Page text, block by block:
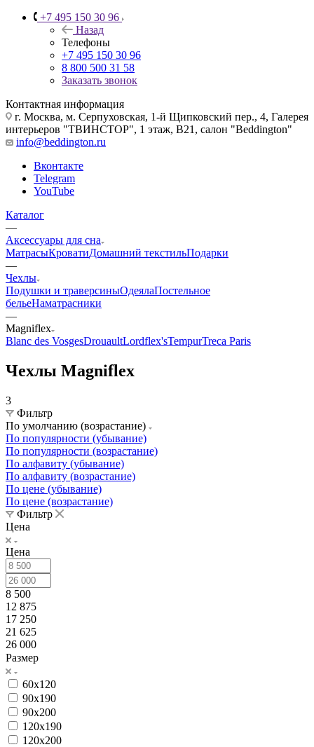
+7 495 150 30 96
Назад
Телефоны
+7 495 150 30 96
8 800 500 31 58
Заказать звонок
Контактная информация
г. Москва, м. Серпуховская, 1-й Щипковский пер., 4, Галерея
интерьеров "ТВИНСТОР", 1 этаж, B21, салон "Beddington"
info@beddington.ru
Вконтакте
Telegram
YouTube
Каталог
—
Аксессуары для сна
МатрасыКроватиДомашний текстильПодарки
—
Чехлы
Подушки и траверсиныОдеялаПостельное
бельеНаматрасники
—
Magniflex
Blanc des VosgesDrouaultLordflex'sTempurTreca Paris
Чехлы Magniflex
3
Фильтр
По умолчанию (возрастание)
По популярности (убывание)
По популярности (возрастание)
По алфавиту (убывание)
По алфавиту (возрастание)
По цене (убывание)
По цене (возрастание)
Фильтр
Цена
Цена
8 500
12 875
17 250
21 625
26 000
Размер
60x120
90x190
90x200
120x190
120x200